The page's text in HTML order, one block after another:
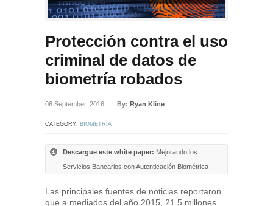
Protección contra el uso
criminal de datos de
biometría robados
06 September, 2016 By: Ryan Kline
CATEGORY: BIOMETRÍA
Descargue este white paper: Mejorando los
Servicios Bancarios con Autenticación Biométrica
Las principales fuentes de noticias reportaron
que a mediados del año 2015, 21.5 millones